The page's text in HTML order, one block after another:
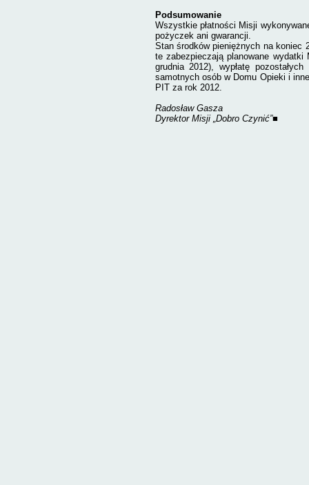
Podsumowanie
Wszystkie płatności Misji
pożyczek ani gwarancji.
Stan środków pieniężnych na koniec
te zabezpieczają planowane
grudnia 2012), wypłatę
samotnych osób w Domu Opieki i
PIT za rok 2012.
Radosław Gasza
Dyrektor Misji „Dobro Czynić”■